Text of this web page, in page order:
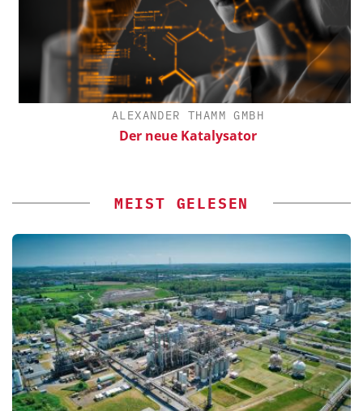
ALEXANDER THAMM GMBH
Der neue Katalysator
MEIST GELESEN